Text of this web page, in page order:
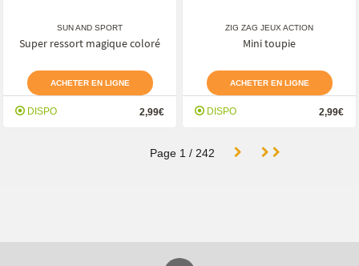
SUN AND SPORT
Super ressort magique coloré
ACHETER EN LIGNE
DISPO 2,99€
ZIG ZAG JEUX ACTION
Mini toupie
ACHETER EN LIGNE
DISPO 2,99€
Page 1 / 242